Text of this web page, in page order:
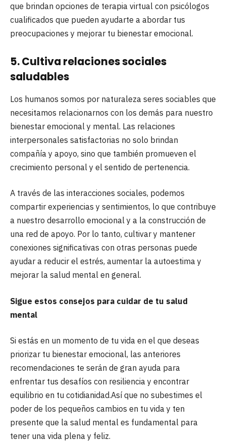
que brindan opciones de terapia virtual con psicólogos
cualificados que pueden ayudarte a abordar tus
preocupaciones y mejorar tu bienestar emocional.
5. Cultiva relaciones sociales
saludables
Los humanos somos por naturaleza seres sociables que
necesitamos relacionarnos con los demás para nuestro
bienestar emocional y mental. Las relaciones
interpersonales satisfactorias no solo brindan
compañía y apoyo, sino que también promueven el
crecimiento personal y el sentido de pertenencia.
A través de las interacciones sociales, podemos
compartir experiencias y sentimientos, lo que contribuye
a nuestro desarrollo emocional y a la construcción de
una red de apoyo. Por lo tanto, cultivar y mantener
conexiones significativas con otras personas puede
ayudar a reducir el estrés, aumentar la autoestima y
mejorar la salud mental en general.
Sigue estos consejos para cuidar de tu salud
mental
Si estás en un momento de tu vida en el que deseas
priorizar tu bienestar emocional, las anteriores
recomendaciones te serán de gran ayuda para
enfrentar tus desafíos con resiliencia y encontrar
equilibrio en tu cotidianidad.Así que no subestimes el
poder de los pequeños cambios en tu vida y ten
presente que la salud mental es fundamental para
tener una vida plena y feliz.